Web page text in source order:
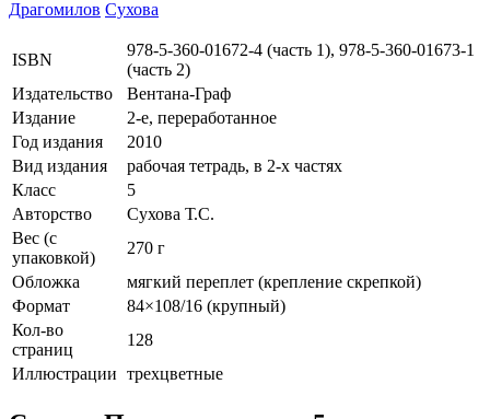
Драгомилов Сухова
ISBN
978-5-360-01672-4 (часть 1), 978-5-360-01673-1
(часть 2)
Издательство
Вентана-Граф
Издание
2-е, переработанное
Год издания
2010
Вид издания
рабочая тетрадь, в 2-х частях
Класс
5
Авторство
Сухова Т.С.
Вес (c
упаковкой)
270 г
Обложка
мягкий переплет (крепление скрепкой)
Формат
84×108/16 (крупный)
Кол-во
страниц
128
Иллюстрации трехцветные